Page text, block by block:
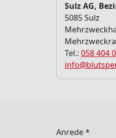
Sulz AG,
5085 Sulz
Tel.: 058 404
Anrede*